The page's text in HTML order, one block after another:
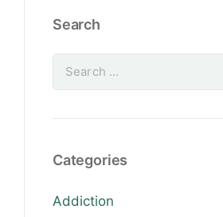
Search
Categories
Addiction